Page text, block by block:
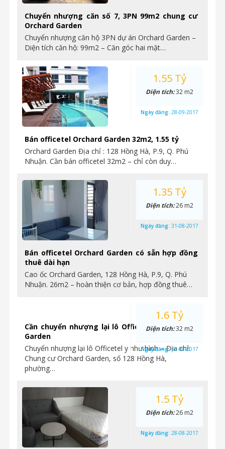
Chuyển nhượng căn số 7, 3PN 99m2 chung cư
Orchard Garden
Chuyển nhượng căn hộ 3PN dự án Orchard Garden –
Diện tích căn hộ: 99m2 – Căn góc hai mặt…
Bán officetel Orchard Garden 32m2, 1.55 tỷ
Orchard Garden Địa chỉ : 128 Hồng Hà, P.9, Q. Phú
Nhuận. Cần bán officetel 32m2 – chỉ còn duy…
1.55 Tỷ
Diện tích:32 m2
Ngày đăng: 28-09-2017
Bán officetel Orchard Garden có sẵn hợp đồng
thuê dài hạn
Cao ốc Orchard Garden, 128 Hồng Hà, P.9, Q. Phú
Nhuận. 26m2 – hoàn thiện cơ bản, hợp đồng thuê…
1.35 Tỷ
Diện tích:26 m2
Ngày đăng: 31-08-2017
Cần chuyển nhượng lại lô Officetel tại Orchard
Garden
Chuyển nhượng lại lô Officetel y như hình – Địa chỉ:
Chung cư Orchard Garden, số 128 Hồng Hà,
phường…
1.6 Tỷ
Diện tích:32 m2
Ngày đăng:28-08-2017
1.5 Tỷ
Diện tích:26 m2
Ngày đăng: 28-08-2017